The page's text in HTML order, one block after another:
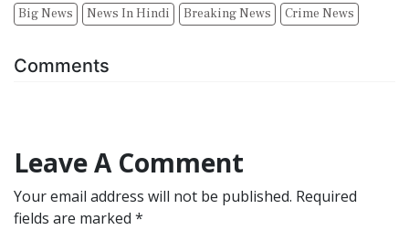
Big News News In Hindi Breaking News Crime News
Comments
Leave A Comment
Your email address will not be published. Required
fields are marked *